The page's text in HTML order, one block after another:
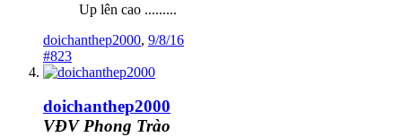
Up lên cao .........
doichanthep2000, 9/8/16
#823
doichanthep2000
VĐV Phong Trào